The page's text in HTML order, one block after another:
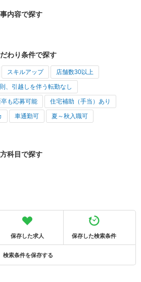
内容で探す
わり条件で探す
スキルアップ 店舗数30以上
、引越しを伴う転勤なし
も応募可能 住宅補助（手当）あり
車通勤可 夏～秋入職可
科目で探す
保存した求人 保存した検索条件
検索条件を保存する